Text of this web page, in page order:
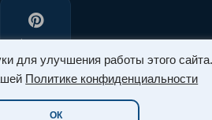
для улучшения работы этого сайта.
Политике конфиденциальности
ОК
Pinterest